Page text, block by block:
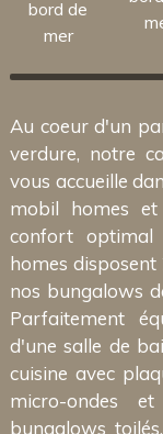
bord de
mer
Au coeur d'un
verdure, notre
vous accueille
mobil homes
confort
homes
nos bungalows
Parfaitement
d'une salle de
cuisine avec
micro-ondes
bungalows